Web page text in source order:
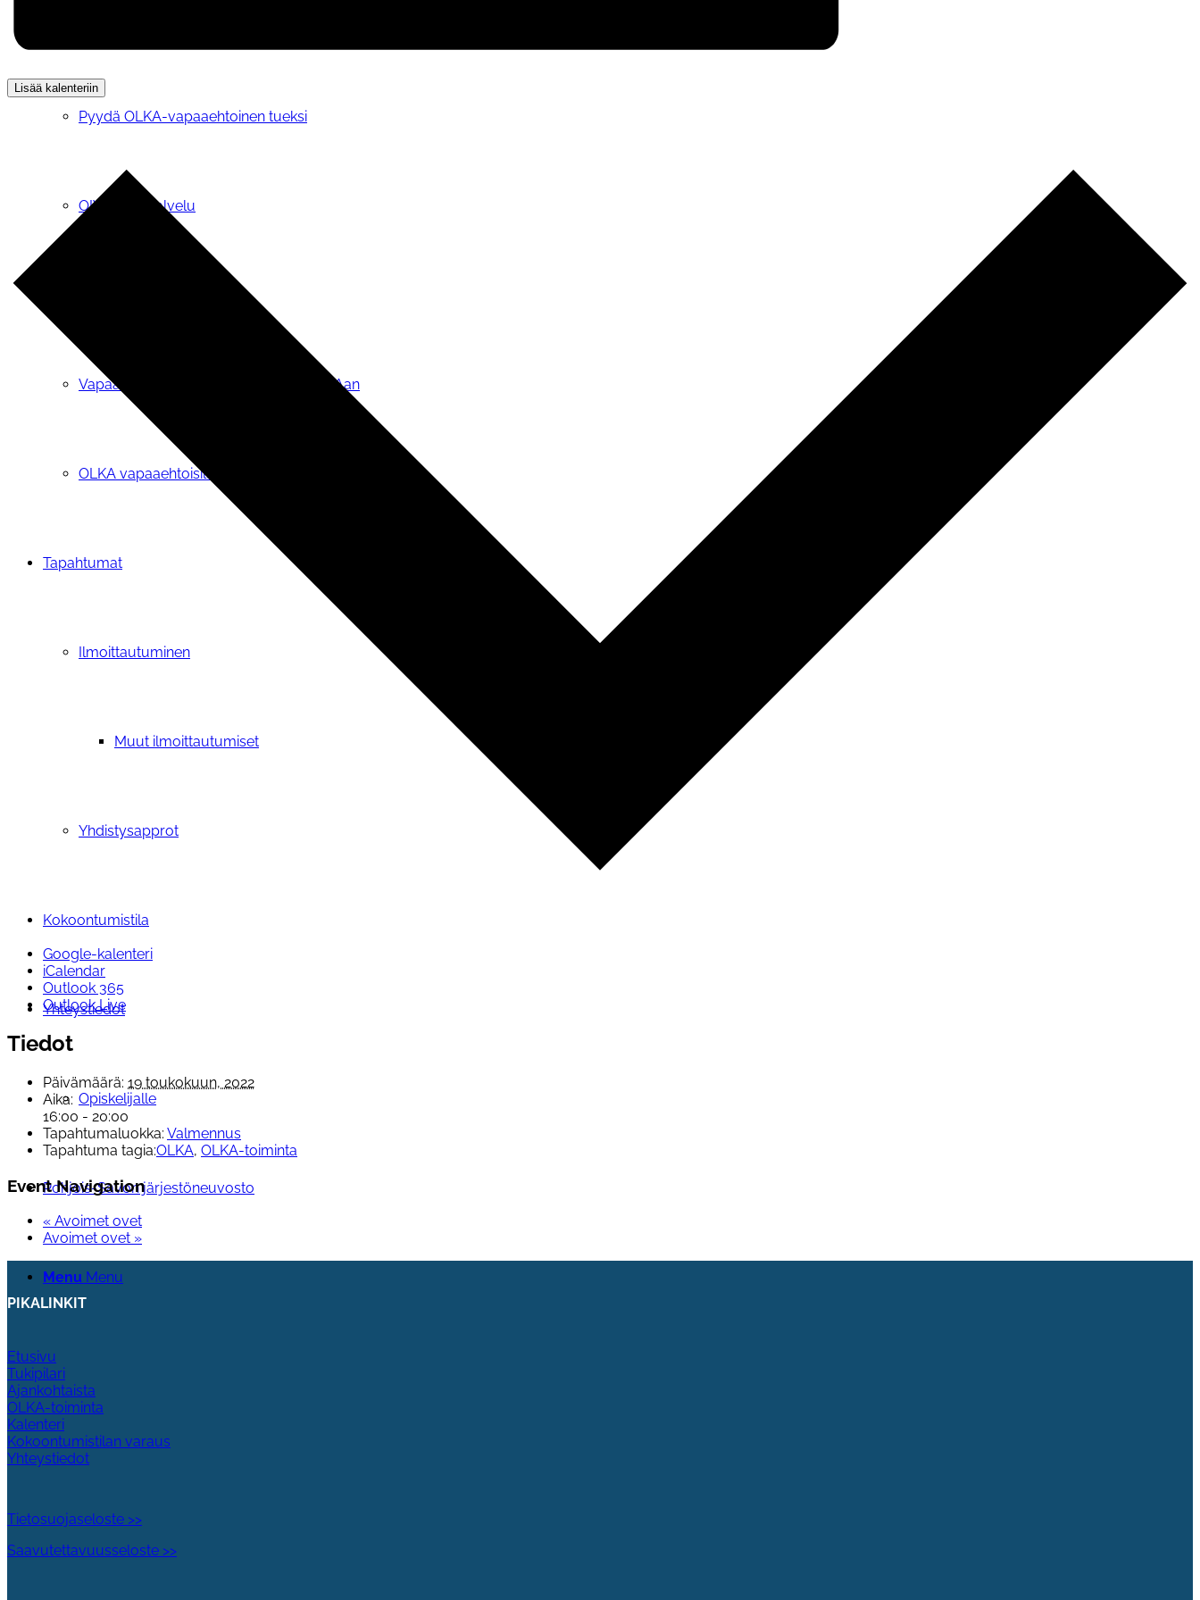
Pyydä OLKA-vapaaehtoinen tueksi
OIVA-tietopalvelu
Vapaaehtoiseksi tai vertaistukijaksi OLKAan
OLKA vapaaehtoisille
Tapahtumat
Ilmoittautuminen
Muut ilmoittautumiset
Yhdistysapprot
Kokoontumistila
Yhteystiedot
Opiskelijalle
Pohjois-Savon järjestöneuvosto
Menu Menu
Lisää kalenteriin
Google-kalenteri
iCalendar
Outlook 365
Outlook Live
Tiedot
Päivämäärä: 19 toukokuun, 2022
Aika:
16:00 - 20:00
Tapahtumaluokka: Valmennus
Tapahtuma tagia:OLKA, OLKA-toiminta
Event Navigation
« Avoimet ovet
Avoimet ovet »
PIKALINKIT
Etusivu
Tukipilari
Ajankohtaista
OLKA-toiminta
Kalenteri
Kokoontumistilan varaus
Yhteystiedot
Tietosuojaseloste >>
Saavutettavuusseloste >>